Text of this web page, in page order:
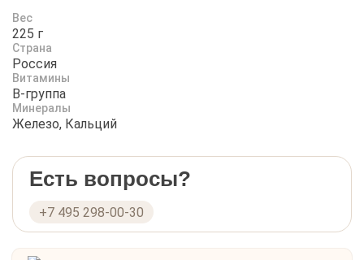
Вес
225 г
Страна
Россия
Витамины
B-группа
Минералы
Железо, Кальций
Есть вопросы?
+7 495 298-00-30